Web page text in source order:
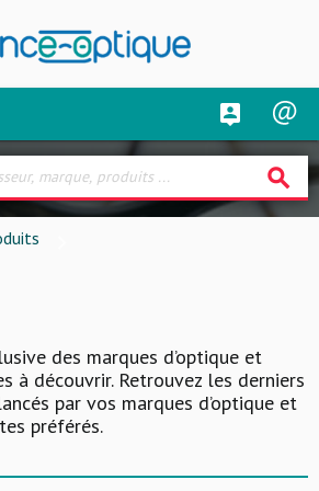
search
des marques d’optique et
à découvrir. Retrouvez les derniers
par vos marques d’optique et
préférés.